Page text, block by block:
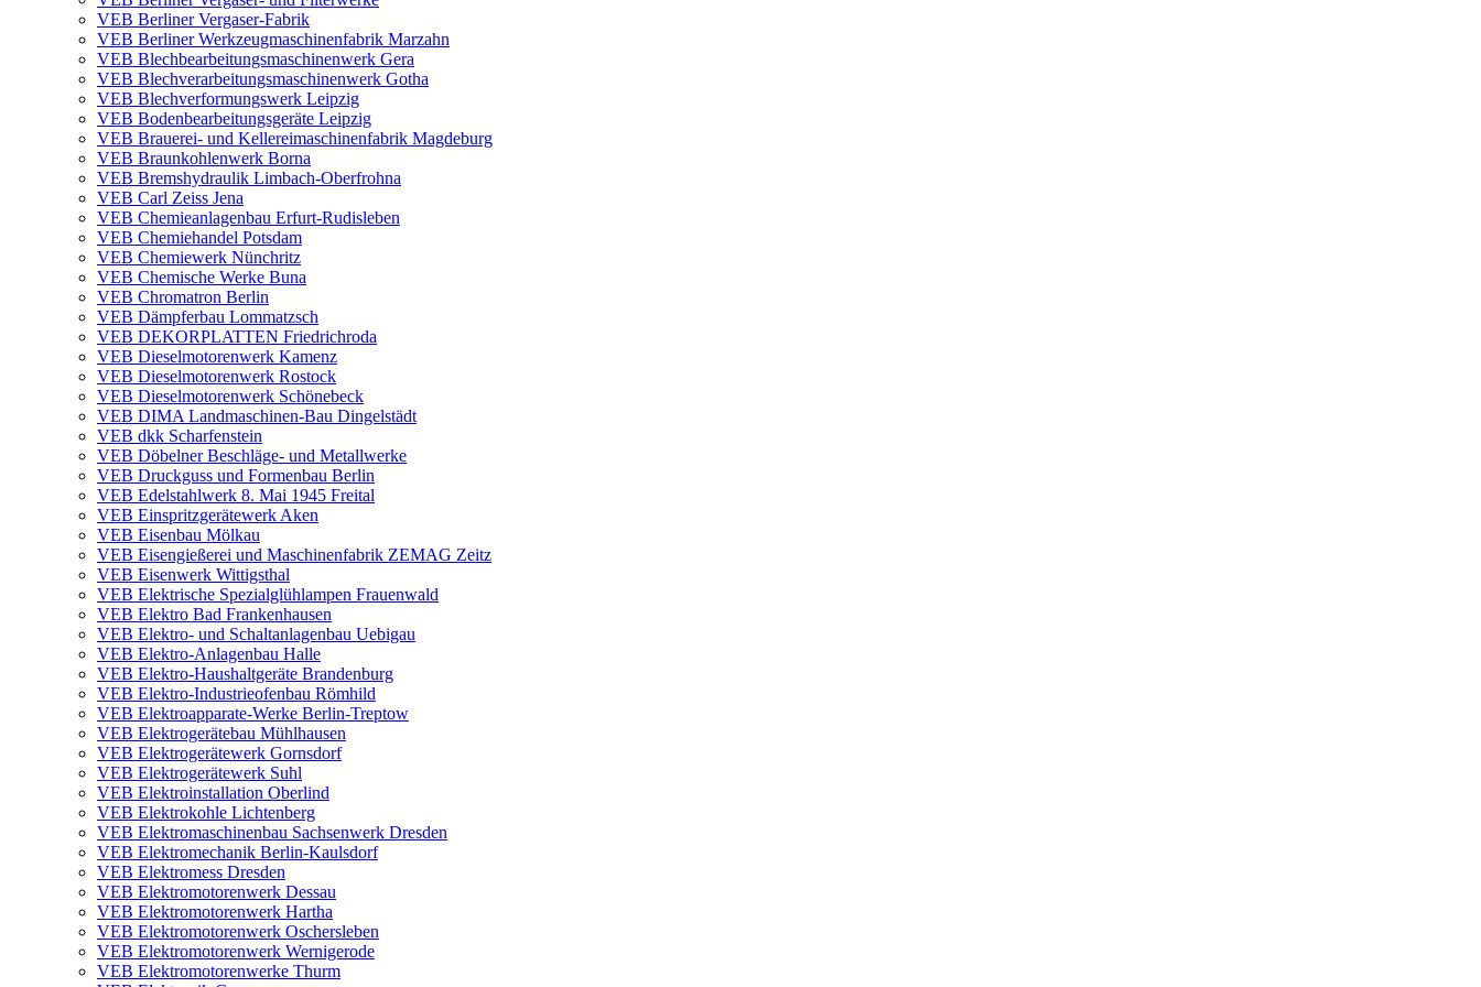
VEB Berliner Vergaser-Fabrik
VEB Berliner Werkzeugmaschinenfabrik Marzahn
VEB Blechbearbeitungsmaschinenwerk Gera
VEB Blechverarbeitungsmaschinenwerk Gotha
VEB Blechverformungswerk Leipzig
VEB Bodenbearbeitungsgeräte Leipzig
VEB Brauerei- und Kellereimaschinenfabrik Magdeburg
VEB Braunkohlenwerk Borna
VEB Bremshydraulik Limbach-Oberfrohna
VEB Carl Zeiss Jena
VEB Chemieanlagenbau Erfurt-Rudisleben
VEB Chemiehandel Potsdam
VEB Chemiewerk Nünchritz
VEB Chemische Werke Buna
VEB Chromatron Berlin
VEB Dämpferbau Lommatzsch
VEB DEKORPLATTEN Friedrichroda
VEB Dieselmotorenwerk Kamenz
VEB Dieselmotorenwerk Rostock
VEB Dieselmotorenwerk Schönebeck
VEB DIMA Landmaschinen-Bau Dingelstädt
VEB dkk Scharfenstein
VEB Döbelner Beschläge- und Metallwerke
VEB Druckguss und Formenbau Berlin
VEB Edelstahlwerk 8. Mai 1945 Freital
VEB Einspritzgerätewerk Aken
VEB Eisenbau Mölkau
VEB Eisengießerei und Maschinenfabrik ZEMAG Zeitz
VEB Eisenwerk Wittigsthal
VEB Elektrische Spezialglühlampen Frauenwald
VEB Elektro Bad Frankenhausen
VEB Elektro- und Schaltanlagenbau Uebigau
VEB Elektro-Anlagenbau Halle
VEB Elektro-Haushaltgeräte Brandenburg
VEB Elektro-Industrieofenbau Römhild
VEB Elektroapparate-Werke Berlin-Treptow
VEB Elektrogerätebau Mühlhausen
VEB Elektrogerätewerk Gornsdorf
VEB Elektrogerätewerk Suhl
VEB Elektroinstallation Oberlind
VEB Elektrokohle Lichtenberg
VEB Elektromaschinenbau Sachsenwerk Dresden
VEB Elektromechanik Berlin-Kaulsdorf
VEB Elektromess Dresden
VEB Elektromotorenwerk Dessau
VEB Elektromotorenwerk Hartha
VEB Elektromotorenwerk Oschersleben
VEB Elektromotorenwerk Wernigerode
VEB Elektromotorenwerke Thurm